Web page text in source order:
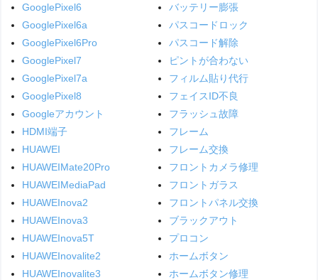
GooglePixel6
GooglePixel6a
GooglePixel6Pro
GooglePixel7
GooglePixel7a
GooglePixel8
Googleアカウント
HDMI端子
HUAWEI
HUAWEIMate20Pro
HUAWEIMediaPad
HUAWEInova2
HUAWEInova3
HUAWEInova5T
HUAWEInovalite2
HUAWEInovalite3
バッテリー膨張
パスコードロック
パスコード解除
ピントが合わない
フィルム貼り代行
フェイスID不良
フラッシュ故障
フレーム
フレーム交換
フロントカメラ修理
フロントガラス
フロントパネル交換
ブラックアウト
プロコン
ホームボタン
ホームボタン修理